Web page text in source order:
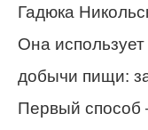
Гадюка
Она
добычи пищи:
Первый способ